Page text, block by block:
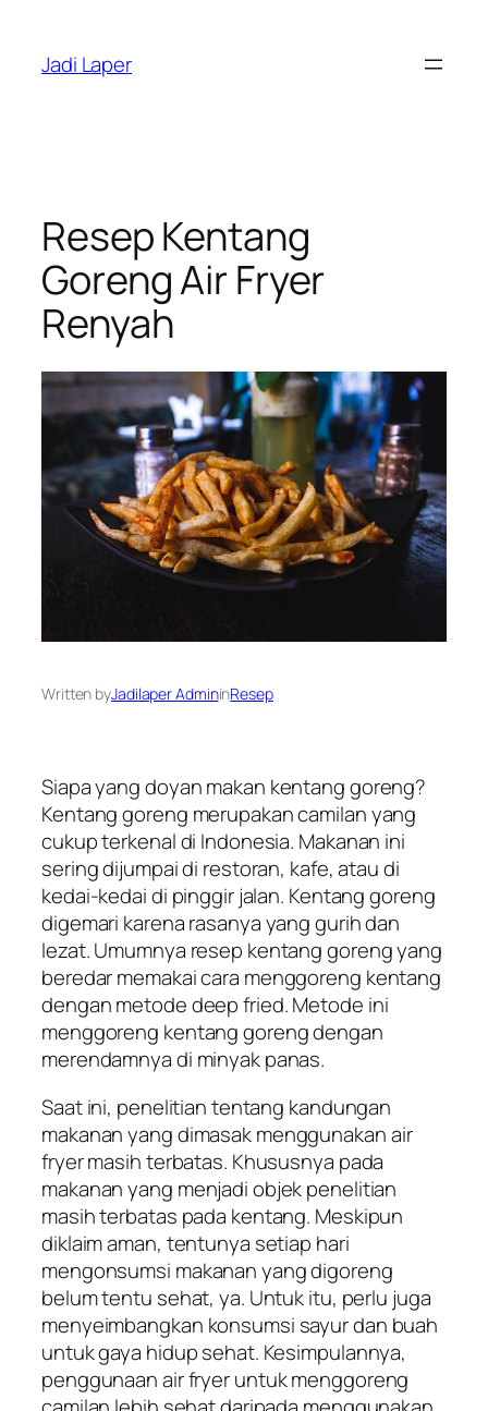
content
Jadi Laper
Resep Kentang
Goreng Air Fryer
Renyah
Written byJadilaper AdmininResep
Siapa yang doyan makan kentang goreng?
Kentang goreng merupakan camilan yang
cukup terkenal di Indonesia. Makanan ini
sering dijumpai di restoran, kafe, atau di
kedai-kedai di pinggir jalan. Kentang goreng
digemari karena rasanya yang gurih dan
lezat. Umumnya resep kentang goreng yang
beredar memakai cara menggoreng kentang
dengan metodedeep fried. Metode ini
menggoreng kentang goreng dengan
merendamnya di minyak panas.
Saat ini, penelitian tentang kandungan
makanan yang dimasak menggunakanair
fryermasih terbatas. Khususnya pada
makanan yang menjadi objek penelitian
masih terbatas pada kentang. Meskipun
diklaim aman, tentunya setiap hari
mengonsumsi makanan yang digoreng
belum tentu sehat, ya. Untuk itu, perlu juga
menyeimbangkan konsumsi sayur dan buah
untuk gaya hidup sehat. Kesimpulannya,
penggunaanair fryeruntuk menggoreng